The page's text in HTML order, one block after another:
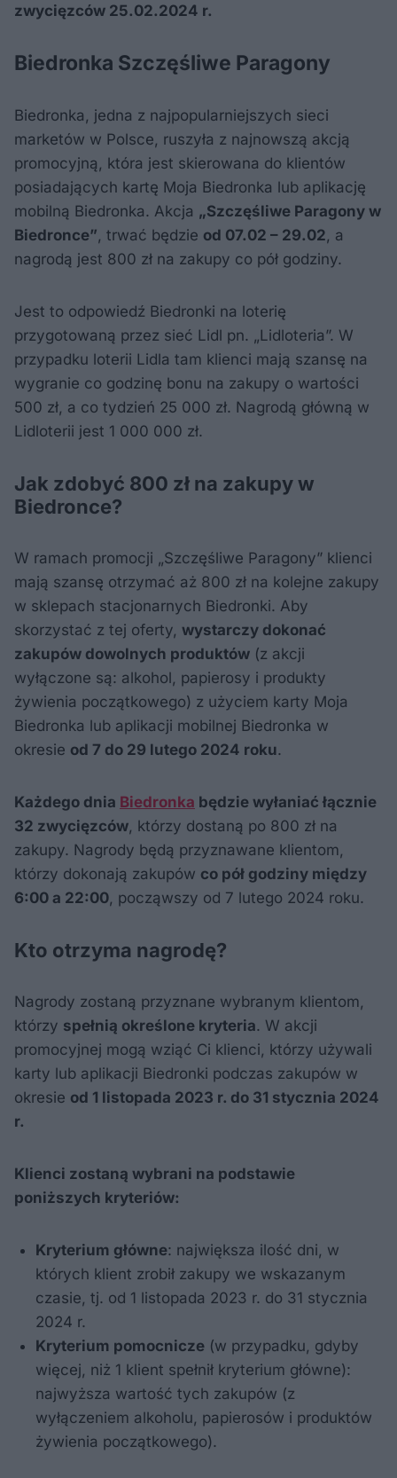
zwycięzców 25.02.2024 r.
Biedronka Szczęśliwe Paragony
Biedronka, jedna z najpopularniejszych sieci
marketów w Polsce, ruszyła z najnowszą akcją
promocyjną, która jest skierowana do klientów
posiadających kartę Moja Biedronka lub aplikację
mobilną Biedronka. Akcja „Szczęśliwe Paragony w
Biedronce” , trwać będzie od 07.02 – 29.02 , a
nagrodą jest 800 zł na zakupy co pół godziny.
Jest to odpowiedź Biedronki na loterię
przygotowaną przez sieć Lidl pn. „Lidloteria”. W
przypadku loterii Lidla tam klienci mają szansę na
wygranie co godzinę bonu na zakupy o wartości
500 zł, a co tydzień 25 000 zł. Nagrodą główną w
Lidloterii jest 1 000 000 zł.
Jak zdobyć 800 zł na zakupy w
Biedronce?
W ramach promocji „Szczęśliwe Paragony” klienci
mają szansę otrzymać aż 800 zł na kolejne zakupy
w sklepach stacjonarnych Biedronki. Aby
skorzystać z tej oferty, wystarczy dokonać
zakupów dowolnych produktów (z akcji
wyłączone są: alkohol, papierosy i produkty
żywienia początkowego) z użyciem karty Moja
Biedronka lub aplikacji mobilnej Biedronka w
okresie od 7 do 29 lutego 2024 roku.
Każdego dnia Biedronka będzie wyłaniać łącznie
32 zwycięzców , którzy dostaną po 800 zł na
zakupy. Nagrody będą przyznawane klientom,
którzy dokonają zakupów co pół godziny między
6:00 a 22:00 , począwszy od 7 lutego 2024 roku.
Kto otrzyma nagrodę?
Nagrody zostaną przyznane wybranym klientom,
którzy spełnią określone kryteria. W akcji
promocyjnej mogą wziąć Ci klienci, którzy używali
karty lub aplikacji Biedronki podczas zakupów w
okresie od 1 listopada 2023 r. do 31 stycznia 2024
r.
Klienci zostaną wybrani na podstawie
poniższych kryteriów:
Kryterium główne: największa ilość dni, w
których klient zrobił zakupy we wskazanym
czasie, tj. od 1 listopada 2023 r. do 31 stycznia
2024 r.
Kryterium pomocnicze (w przypadku, gdyby
więcej, niż 1 klient spełnił kryterium główne):
najwyższa wartość tych zakupów (z
wyłączeniem alkoholu, papierosów i produktów
żywienia początkowego).